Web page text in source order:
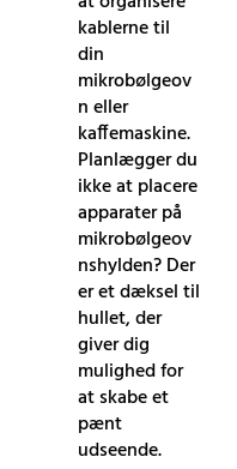
kablerne til
din
mikrobølgeov
n eller
kaffemaskine.
Planlægger du
ikke at placere
apparater på
mikrobølgeov
nshylden? Der
er et dæksel til
hullet, der
giver dig
mulighed for
at skabe et
pænt
udseende.